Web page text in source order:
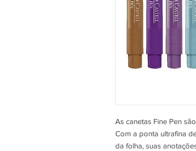
As canetas Fine Pen
Com a ponta ultrafina
da folha, suas